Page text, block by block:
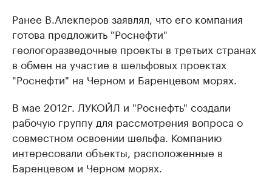
Ранее В.Алекперов заявлял, что его компания
готова предложить "Роснефти"
геологоразведочные проекты в третьих странах
в обмен на участие в шельфовых проектах
"Роснефти" на Черном и Баренцевом морях.
В мае 2012г. ЛУКОЙЛ и "Роснефть" создали
рабочую группу для рассмотрения вопроса о
совместном освоении шельфа. Компанию
интересовали объекты, расположенные в
Баренцевом и Черном морях.